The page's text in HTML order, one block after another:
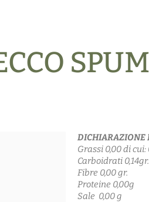
DICHIARAZIONE
Grassi 0,00 di
Carboidrati
Fibre 0,00 gr.
Proteine 0,00g
Sale 0,00 g